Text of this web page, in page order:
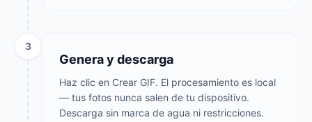
3
Genera y descarga
Haz clic en Crear GIF. El procesamiento es local
— tus fotos nunca salen de tu dispositivo.
Descarga sin marca de agua ni restricciones.